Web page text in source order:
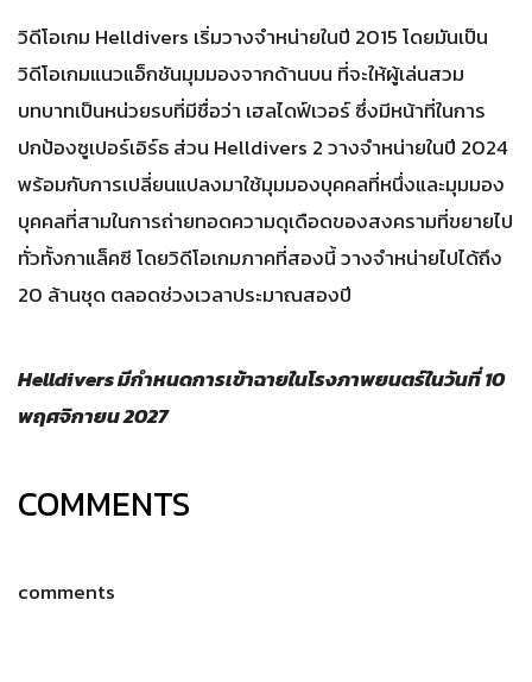
วิดีโอเกม Helldivers เริ่มวางจำหน่ายในปี 2015 โดยมันเป็น
วิดีโอเกมแนวแอ็กชันมุมมองจากด้านบน ที่จะให้ผู้เล่นสวม
บทบาทเป็นหน่วยรบที่มีชื่อว่า เฮลไดฟ์เวอร์ ซึ่งมีหน้าที่ในการ
ปกป้องซูเปอร์เอิร์ธ ส่วน Helldivers 2 วางจำหน่ายในปี 2024
พร้อมกับการเปลี่ยนแปลงมาใช้มุมมองบุคคลที่หนึ่งและมุมมอง
บุคคลที่สามในการถ่ายทอดความดุเดือดของสงครามที่ขยายไป
ทั่วทั้งกาแล็คซี โดยวิดีโอเกมภาคที่สองนี้ วางจำหน่ายไปได้ถึง
20 ล้านชุด ตลอดช่วงเวลาประมาณสองปี
Helldivers มีกำหนดการเข้าฉายในโรงภาพยนตร์ในวันที่ 10
พฤศจิกายน 2027
COMMENTS
comments